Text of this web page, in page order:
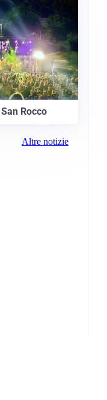
Rocco
Altre notizie